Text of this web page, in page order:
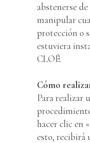
abstenerse
manipular
protección o
estuviera
CLOÊ.
Cómo
Para realizar
hacer clic en
esto, recibirá